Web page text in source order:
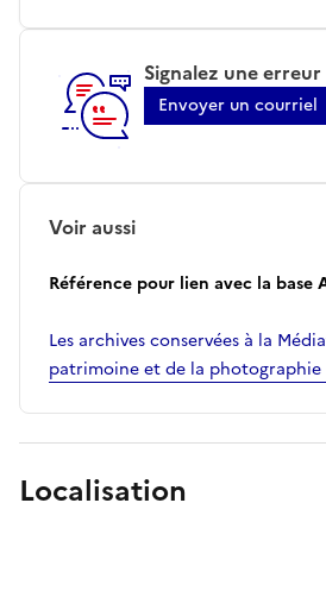
Signalez une erreur
Envoyer un courriel
Voir aussi
Référence pour lien avec la base
Les archives conservées à la
patrimoine et de la photographie
Localisation